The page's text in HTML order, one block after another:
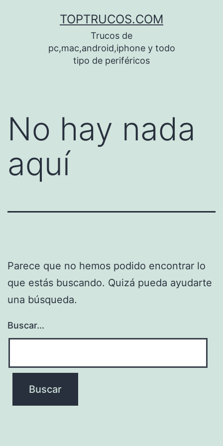
TOPTRUCOS.COM
Trucos de
pc,mac,android,iphone y todo
tipo de periféricos
No hay nada
aquí
Parece que no hemos podido encontrar lo
que estás buscando. Quizá pueda ayudarte
una búsqueda.
Buscar...